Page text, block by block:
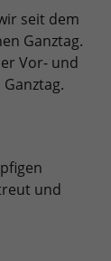
seit dem
Ganztag.
Vor- und
und